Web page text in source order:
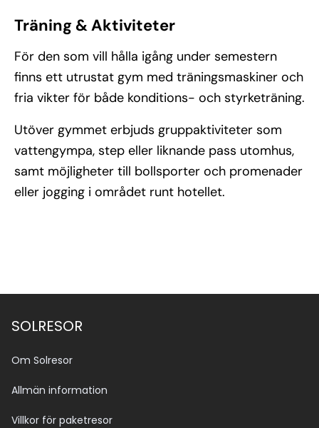
Träning & Aktiviteter
För den som vill hålla igång under semestern
finns ett utrustat gym med träningsmaskiner och
fria vikter för både konditions- och styrketräning.
Utöver gymmet erbjuds gruppaktiviteter som
vattengympa, step eller liknande pass utomhus,
samt möjligheter till bollsporter och promenader
eller jogging i området runt hotellet.
SOLRESOR
Om Solresor
Allmän information
Villkor för paketresor